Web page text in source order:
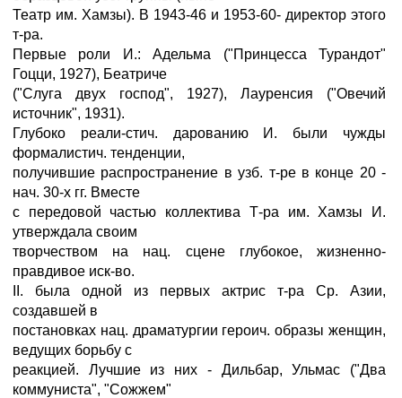
Театр им. Хамзы). В 1943-46 и 1953-60- директор этого
т-ра.
Первые роли И.: Адельма ("Принцесса Турандот"
Гоцци, 1927), Беатриче
("Слуга двух господ", 1927), Лауренсия ("Овечий
источник", 1931).
Глубоко реали-стич. дарованию И. были чужды
формалистич. тенденции,
получившие распространение в узб. т-ре в конце 20 -
нач. 30-х гг. Вместе
с передовой частью коллектива Т-ра им. Хамзы И.
утверждала своим
творчеством на нац. сцене глубокое, жизненно-
правдивое иск-во.
II. была одной из первых актрис т-ра Ср. Азии,
создавшей в
постановках нац. драматургии героич. образы женщин,
ведущих борьбу с
реакцией. Лучшие из них - Дильбар, Ульмас ("Два
коммуниста", "Сожжем"